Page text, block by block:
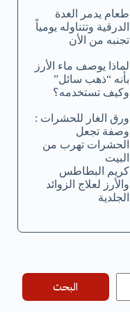
طعام يدمر الغدة
الدرقية وتتناوله يومياً
تجنبه من الأن
لماذا يوصف ماء الأرز
بأنه “ذهب سائل”
وكيف تستخدمه؟
ورق الغار للحشرات :
وصفة تجعل
الحشرات تهرب من
البيت
كريم البطاطس
والأرز لعلاج الزوائد
الجلدية
البحث